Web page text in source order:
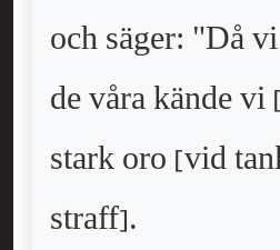
och säger: "Då
de våra kände
stark oro [vid
straff].